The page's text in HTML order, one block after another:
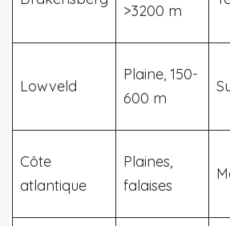
>3200 m
Lowveld
Plaine, 150-
600 m
Côte
atlantique
Plaines,
falaises